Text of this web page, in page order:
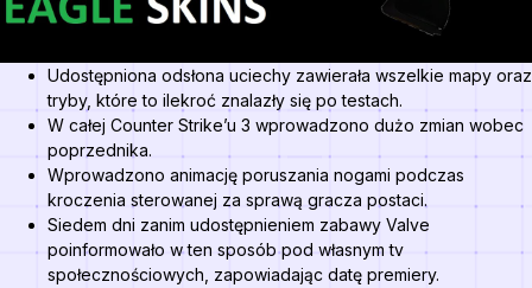
Udostępniona odsłona uciechy zawierała wszelkie mapy oraz
tryby, które to ilekroć znalazły się po testach.
W całej Counter Strike’u 3 wprowadzono dużo zmian wobec
poprzednika.
Wprowadzono animację poruszania nogami podczas
kroczenia sterowanej za sprawą gracza postaci.
Siedem dni zanim udostępnieniem zabawy Valve
poinformowało w ten sposób pod własnym tv
społecznościowych, zapowiadając datę premiery.